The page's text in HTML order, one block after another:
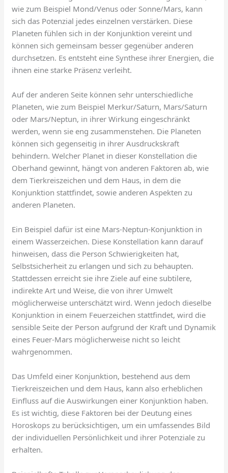
wie zum Beispiel Mond/Venus oder Sonne/Mars, kann
sich das Potenzial jedes einzelnen verstärken. Diese
Planeten fühlen sich in der Konjunktion vereint und
können sich gemeinsam besser gegenüber anderen
durchsetzen. Es entsteht eine Synthese ihrer Energien, die
ihnen eine starke Präsenz verleiht.
Auf der anderen Seite können sehr unterschiedliche
Planeten, wie zum Beispiel Merkur/Saturn, Mars/Saturn
oder Mars/Neptun, in ihrer Wirkung eingeschränkt
werden, wenn sie eng zusammenstehen. Die Planeten
können sich gegenseitig in ihrer Ausdruckskraft
behindern. Welcher Planet in dieser Konstellation die
Oberhand gewinnt, hängt von anderen Faktoren ab, wie
dem Tierkreiszeichen und dem Haus, in dem die
Konjunktion stattfindet, sowie anderen Aspekten zu
anderen Planeten.
Ein Beispiel dafür ist eine Mars-Neptun-Konjunktion in
einem Wasserzeichen. Diese Konstellation kann darauf
hinweisen, dass die Person Schwierigkeiten hat,
Selbstsicherheit zu erlangen und sich zu behaupten.
Stattdessen erreicht sie ihre Ziele auf eine subtilere,
indirekte Art und Weise, die von ihrer Umwelt
möglicherweise unterschätzt wird. Wenn jedoch dieselbe
Konjunktion in einem Feuerzeichen stattfindet, wird die
sensible Seite der Person aufgrund der Kraft und Dynamik
eines Feuer-Mars möglicherweise nicht so leicht
wahrgenommen.
Das Umfeld einer Konjunktion, bestehend aus dem
Tierkreiszeichen und dem Haus, kann also erheblichen
Einfluss auf die Auswirkungen einer Konjunktion haben.
Es ist wichtig, diese Faktoren bei der Deutung eines
Horoskops zu berücksichtigen, um ein umfassendes Bild
der individuellen Persönlichkeit und ihrer Potenziale zu
erhalten.